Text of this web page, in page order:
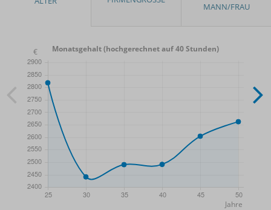
Monatsgehalt (hochgerechnet auf 40 Stunden)